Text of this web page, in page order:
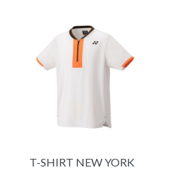
T-SHIRT NEW YORK